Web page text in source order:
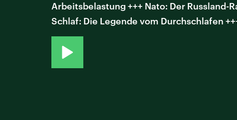
Arbeitsbelastung +++ Nato: Der Russland-
Schlaf: Die Legende vom Durchschlafen